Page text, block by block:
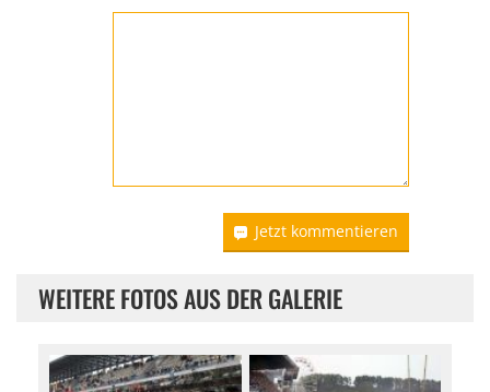
Jetzt kommentieren
WEITERE FOTOS AUS DER GALERIE